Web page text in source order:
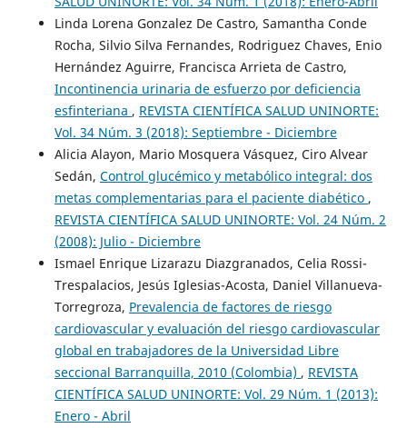
Linda Lorena Gonzalez De Castro, Samantha Conde
Rocha, Silvio Silva Fernandes, Rodriguez Chaves, Enio
Hernández Aguirre, Francisca Arrieta de Castro,
Incontinencia urinaria de esfuerzo por deficiencia
esfinteriana , REVISTA CIENTÍFICA SALUD UNINORTE:
Vol. 34 Núm. 3 (2018): Septiembre - Diciembre
Alicia Alayon, Mario Mosquera Vásquez, Ciro Alvear
Sedán, Control glucémico y metabólico integral: dos
metas complementarias para el paciente diabético ,
REVISTA CIENTÍFICA SALUD UNINORTE: Vol. 24 Núm. 2
(2008): Julio - Diciembre
Ismael Enrique Lizarazu Diazgranados, Celia Rossi-
Trespalacios, Jesús Iglesias-Acosta, Daniel Villanueva-
Torregroza, Prevalencia de factores de riesgo
cardiovascular y evaluación del riesgo cardiovascular
global en trabajadores de la Universidad Libre
seccional Barranquilla, 2010 (Colombia) , REVISTA
CIENTÍFICA SALUD UNINORTE: Vol. 29 Núm. 1 (2013):
Enero - Abril